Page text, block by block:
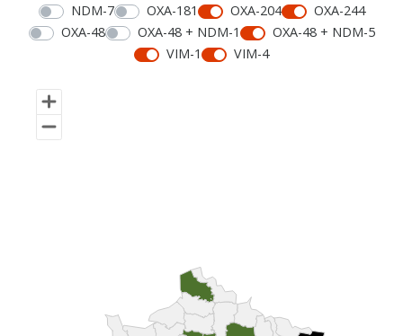
NDM-7
OXA-181 OXA-204
OXA-244
OXA-48
OXA-48 + NDM-1
OXA-48 + NDM-5
VIM-1
VIM-4